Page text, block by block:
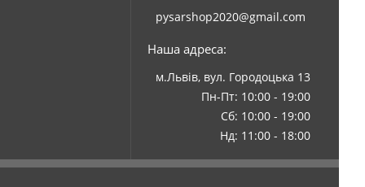
pysarshop2020@gmail.com
Наша адреса:
м.Львів, вул. Городоцька 13
Пн-Пт: 10:00 - 19:00
Сб: 10:00 - 19:00
Нд: 11:00 - 18:00